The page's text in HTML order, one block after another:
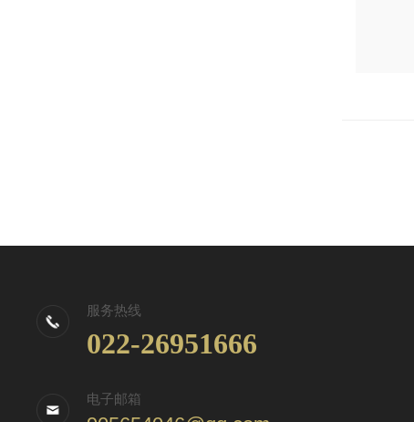
服务热线
022-26951666
电子邮箱